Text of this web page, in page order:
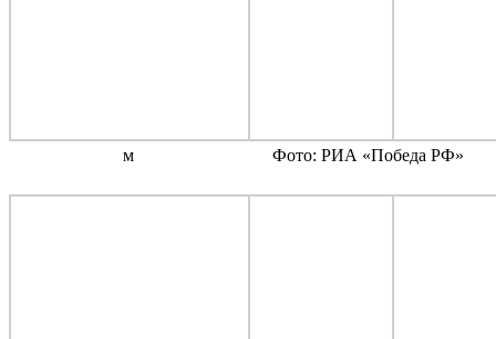
м Фото: РИА «Победа РФ»